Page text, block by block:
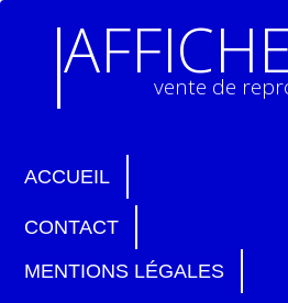
vente de
ACCUEIL
CONTACT
MENTIONS LÉGALES